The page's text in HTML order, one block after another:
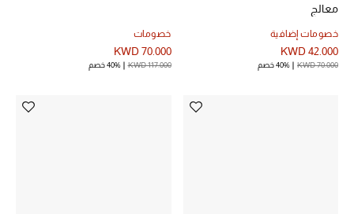
دليل مستلزمات الرجال
أبرز المصممين
معالج
خصومات إضافية
KWD 42.000
KWD 70.000 40% خصم
خصومات
KWD 70.000
KWD 117.000 40% خصم